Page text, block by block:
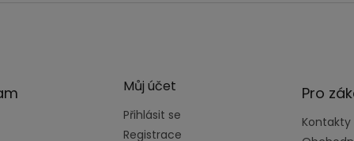
Můj účet
Přihlásit se
Registrace
Pro
Kontakty